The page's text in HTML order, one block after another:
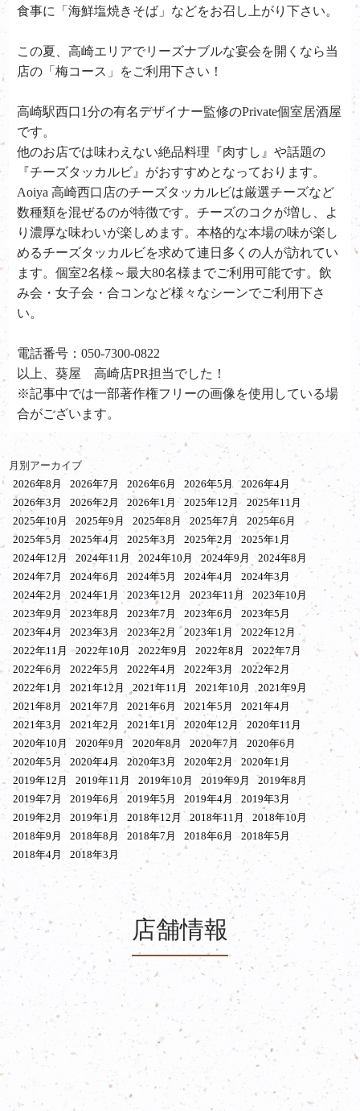
食事に「海鮮塩焼きそば」などをお召し上がり下さい。
この夏、高崎エリアでリーズナブルな宴会を開くなら当
店の「梅コース」をご利用下さい！
高崎駅西口1分の有名デザイナー監修のPrivate個室居酒屋
です。
他のお店では味わえない絶品料理『肉すし』や話題の
『チーズタッカルビ』がおすすめとなっております。
Aoiya 高崎西口店のチーズタッカルビは厳選チーズなど
数種類を混ぜるのが特徴です。チーズのコクが増し、よ
り濃厚な味わいが楽しめます。本格的な本場の味が楽し
めるチーズタッカルビを求めて連日多くの人が訪れてい
ます。個室2名様～最大80名様までご利用可能です。飲
み会・女子会・合コンなど様々なシーンでご利用下さ
い。
電話番号：050-7300-0822
以上、葵屋 高崎店PR担当でした！
※記事中では一部著作権フリーの画像を使用している場
合がございます。
月別アーカイブ
2026年8月
2026年7月 2026年6月 2026年5月
2026年4月
2026年3月
2026年2月 2026年1月 2025年12月
2025年11月
2025年10月
2025年9月 2025年8月 2025年7月
2025年6月
2025年5月
2025年4月 2025年3月 2025年2月
2025年1月
2024年12月
2024年11月 2024年10月 2024年9月
2024年8月
2024年7月
2024年6月 2024年5月 2024年4月
2024年3月
2024年2月
2024年1月 2023年12月 2023年11月
2023年10月
2023年9月
2023年8月 2023年7月 2023年6月
2023年5月
2023年4月
2023年3月 2023年2月 2023年1月
2022年12月
2022年11月
2022年10月 2022年9月 2022年8月
2022年7月
2022年6月
2022年5月 2022年4月 2022年3月
2022年2月
2022年1月
2021年12月 2021年11月 2021年10月
2021年9月
2021年8月
2021年7月 2021年6月 2021年5月
2021年4月
2021年3月
2021年2月 2021年1月 2020年12月
2020年11月
2020年10月
2020年9月 2020年8月 2020年7月
2020年6月
2020年5月
2020年4月 2020年3月 2020年2月
2020年1月
2019年12月
2019年11月 2019年10月 2019年9月
2019年8月
2019年7月
2019年6月 2019年5月 2019年4月
2019年3月
2019年2月
2019年1月 2018年12月 2018年11月
2018年10月
2018年9月
2018年8月 2018年7月 2018年6月
2018年5月
2018年4月
2018年3月
店舗情報